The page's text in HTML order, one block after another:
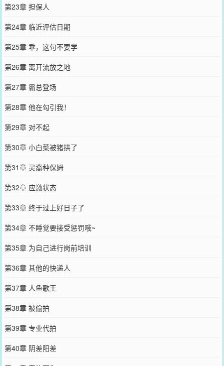
第23章 担保人
第24章 临近评估日期
第25章 乖，这句不要学
第26章 离开流放之地
第27章 霸总登场
第28章 他在勾引我！
第29章 对不起
第30章 小白菜被猪拱了
第31章 灵裔种保姆
第32章 应激状态
第33章 终于过上好日子了
第34章 不睡觉要接受惩罚哦~
第35章 为自己进行岗前培训
第36章 其他的快递人
第37章 人鱼歌王
第38章 被偷拍
第39章 专业代拍
第40章 阴差阳差